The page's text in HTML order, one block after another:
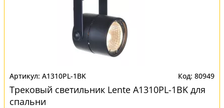
A1310PL-1BK 80949
Трековый светильник Lente A1310PL-1BK для
спальни